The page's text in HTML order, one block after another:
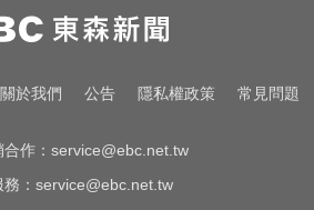
燒狂拉！男竟罹傷寒 醫
敗血症
詐騙 慈濟委任律師發聲
關於我們 公告 隱私權政策 常見問題
作： service@ebc.net.tw
： service@ebc.net.tw